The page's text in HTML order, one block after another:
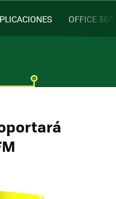
OFFICE 365